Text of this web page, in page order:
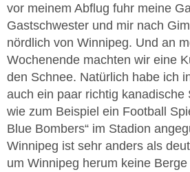
vor meinem Abflug fuhr meine
Gastschwester und mir nach
nördlich von Winnipeg. Und an
Wochenende machten wir eine
den Schnee. Natürlich habe ich
auch ein paar richtig kanadische
wie zum Beispiel ein Football
Blue Bombers“ im Stadion
Winnipeg ist sehr anders als
um Winnipeg herum keine